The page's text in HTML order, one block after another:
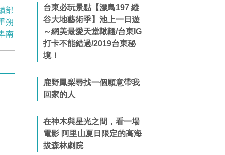
部
朔
南
台東必玩景點【漂鳥197 縱
谷大地藝術季】池上一日遊
～網美最愛天堂鞦韆/台東IG
打卡不能錯過/2019台東秘
境！
鹿野鳳梨尋找一個願意帶我
回家的人
在神木與星光之間，看一場
電影 阿里山夏日限定的高海
拔森林劇院